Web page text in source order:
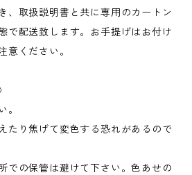
、取扱説明書と共に専用のカートン
で配送致します。お手提げはお付け
意ください。
。
たり焦げて変色する恐れがあるので
での保管は避けて下さい。色あせの